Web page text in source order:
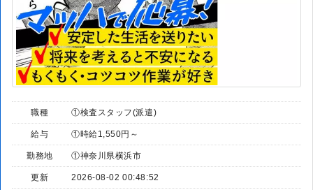
職種 ①検査スタッフ(派遣)
給与 ①時給1,550円～
勤務地 ①神奈川県横浜市
更新 2026-08-02 00:48:52